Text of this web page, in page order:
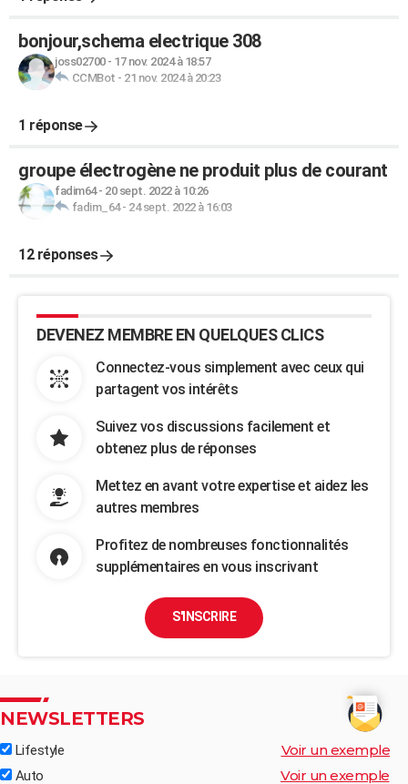
bonjour,schema electrique 308
joss02700- 17 nov. 2024 à 18:57
CCMBot - 21 nov. 2024 à 20:23
1 réponse
groupe électrogène ne produit plus de courant
fadim64- 20 sept. 2022 à 10:26
fadim_64- 24 sept. 2022 à 16:03
12 réponses
DEVENEZ MEMBRE EN QUELQUES CLICS
Connectez-vous simplement avec ceux qui
partagent vos intérêts
Suivez vos discussions facilement et
obtenez plus de réponses
Mettez en avant votre expertise et aidez les
autres membres
Profitez de nombreuses fonctionnalités
supplémentaires en vous inscrivant
S'INSCRIRE
NEWSLETTERS
Lifestyle Voir un exemple
Auto Voir un exemple